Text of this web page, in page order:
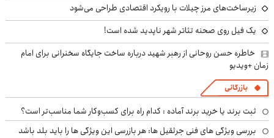
زیرساخت‌های مرز چیلات با رویکرد اقتصادی طراحی می‌شود
یک فیل روی صحنه تئاتر شهر ناپدید شده است!
خاطره حسن روحانی از رهبر شهید درباره ساخت جایگاه سخنرانی برای امام
زمان +ویدیو
بازرگانی
ثبت برند یا خرید برند آماده : کدام راه برای کسب‌وکار شما مناسب‌تر است؟
بررسی ویژگی های فنی جرثقیل ها: هر بازرسی این ویژگی ها را باید بلد باشد